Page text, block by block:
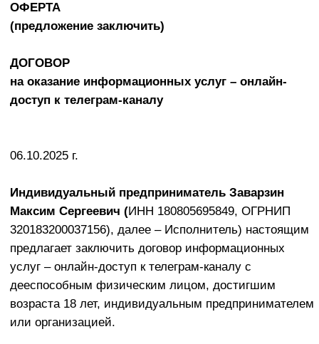
на оказание информационных услуг – онлайн-
06.10.2025 г.
Индивидуальный предприниматель Заварзин
Максим Сергеевич (ИНН 180805695849, ОГРНИП
дееспособным физическим лицом, достигшим
Кодекса Российской Федерации (ГК РФ) в случае
принятия изложенных ниже условий и совершения
оферты, становится Заказчиком (в соответствии с
пунктом 3 статьи 438 ГК РФ акцепт оферты
равносилен заключению договора на условиях,
прочитайте текст данной оферты и, если вы не
согласны с каким-либо пунктом настоящей оферты,